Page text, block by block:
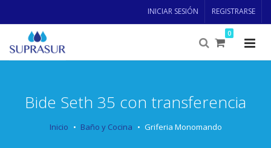
INICIAR SESIÓN REGISTRARSE
0
Bide Seth 35 con transferencia
Inicio Baño y Cocina Griferia Monomando